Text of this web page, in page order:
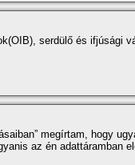
serdülő és ifjúsági
megí­rtam, hogy
az én adattáramban